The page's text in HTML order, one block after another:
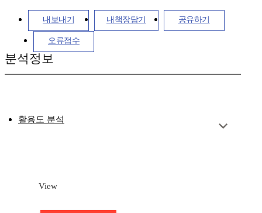
내보내기 내책장담기 공유하기
오류접수
분석정보
활용도 분석
View